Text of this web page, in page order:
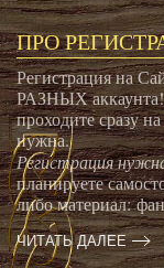
ПРО
Регистрация на
РАЗНЫХ
проходите сразу
нужна.
Регистрация
планируете
либо материал:
ЧИТАТЬ ДАЛЕЕ